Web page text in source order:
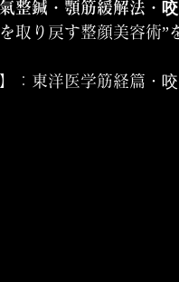
整鍼・顎筋緩解法・
取り戻す整顔美容術”
：東洋医学筋経篇・